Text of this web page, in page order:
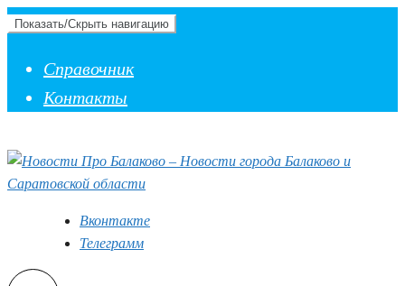
Показать/Скрыть навигацию
Справочник
Контакты
Вконтакте
Телеграмм